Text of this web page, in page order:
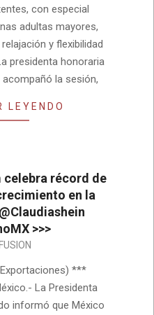
con especial
adultas mayores,
y flexibilidad
presidenta honoraria
la sesión,
LEYENDO
celebra récord de
en la
>>>
***
La Presidenta
informó que México